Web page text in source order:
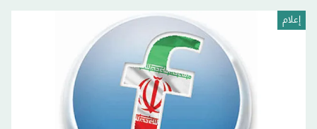
إعلام